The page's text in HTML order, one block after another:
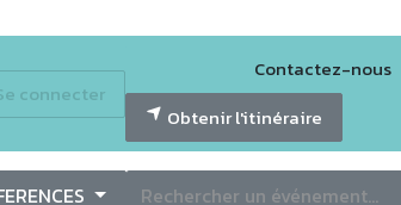
Newsletter GECO
connecter
Contactez-nous
Obtenir l'itinéraire